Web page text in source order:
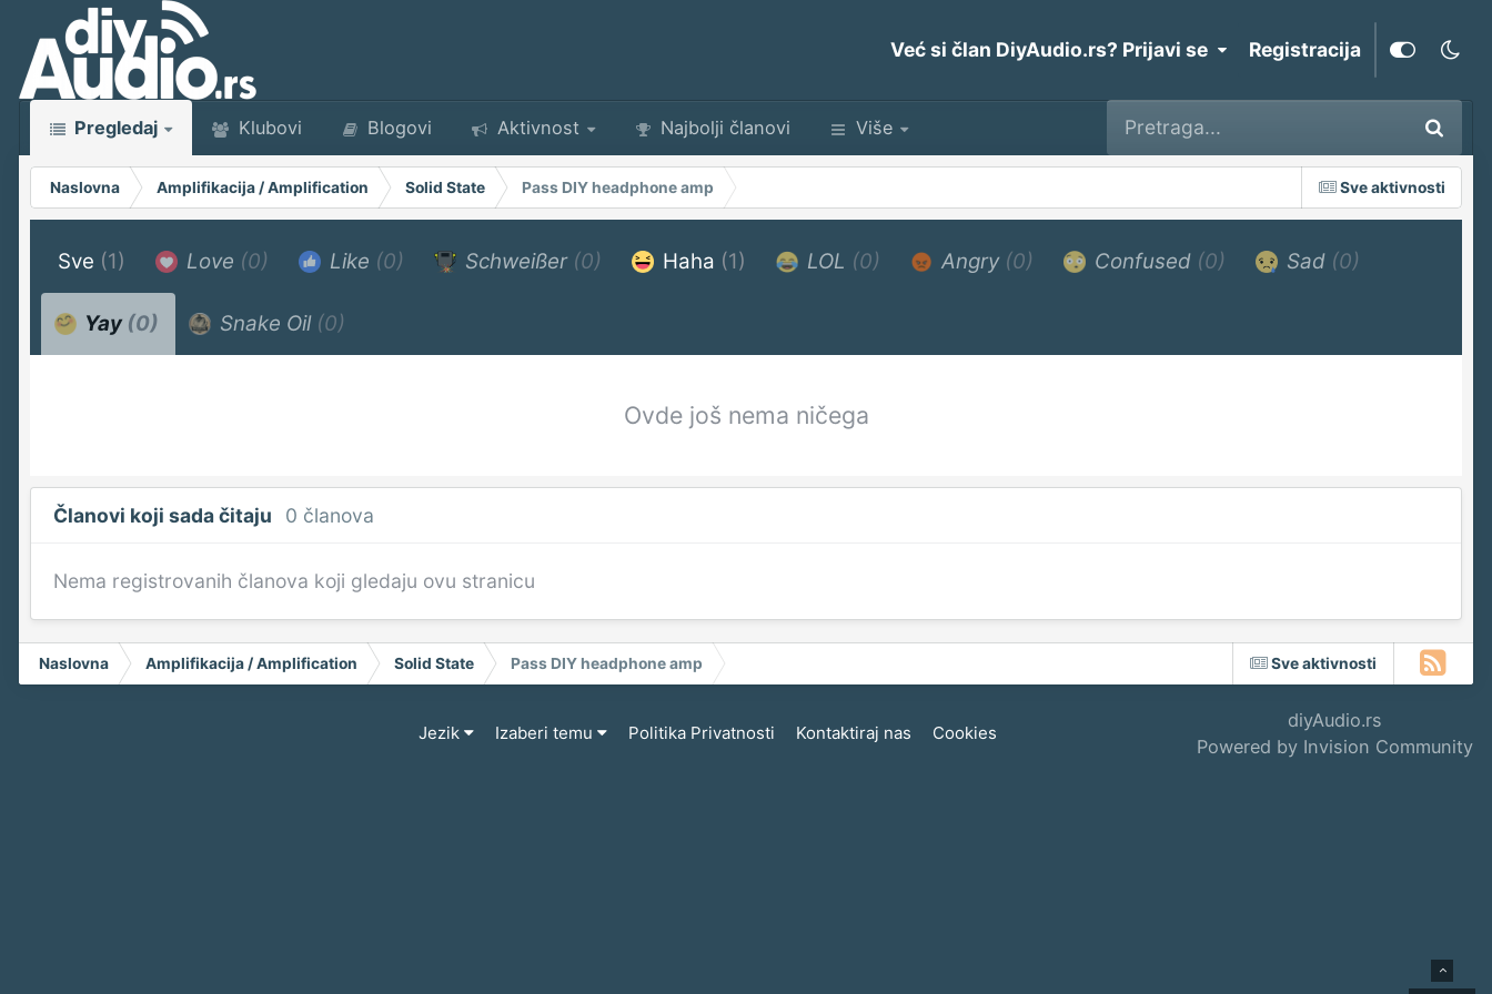
Već si član DiyAudio.rs? Prijavi se Registracija
Pregledaj Klubovi Blogovi Aktivnost Najbolji članovi Više
Sve aktivnosti
Naslovna Amplifikacija / Amplification Solid State Pass DIY headphone amp
Sve (1) Love (0) Like (0) Schweißer (0) Haha (1) LOL (0) Angry (0) Confused (0) Sad (0)
Yay (0) Snake Oil (0)
Ovde još nema ničega
Članovi koji sada čitaju 0 članova
Nema registrovanih članova koji gledaju ovu stranicu
Sve aktivnosti
Naslovna Amplifikacija / Amplification Solid State Pass DIY headphone amp
Jezik Izaberi temu Politika Privatnosti Kontaktiraj nas Cookies
diyAudio.rs
Powered by Invision Community